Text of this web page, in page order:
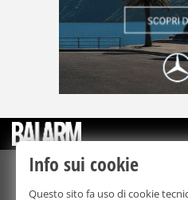
©Copyright
Bmedia Srl-
Info sui cookie
Questo sito fa uso di cookie